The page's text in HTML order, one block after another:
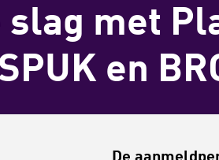
slag met
en